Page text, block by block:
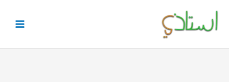
تخطي
إلى
المحتوى